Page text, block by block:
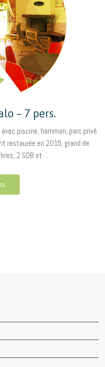
– 7 pers.
piscine, hamman, parc privé
restaurée en 2015, grand de
2 SDB et